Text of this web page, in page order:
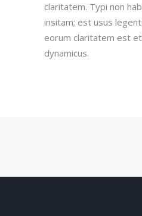
claritatem. Typi non
insitam; est usus
eorum claritatem est
dynamicus.